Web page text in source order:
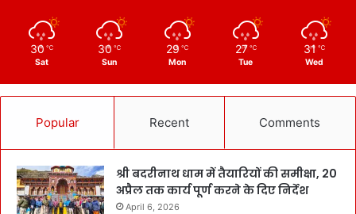
30 ℃
Sat
30 ℃
Sun
29 ℃
Mon
27 ℃
Tue
31 ℃
Wed
Popular Recent Comments
श्री बदरीनाथ धाम में तैयारियों की समीक्षा, 20
अप्रैल तक कार्य पूर्ण करने के दिए निर्देश
April 6, 2026